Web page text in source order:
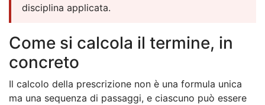
disciplina applicata.
Come si calcola il termine, in
concreto
Il calcolo della prescrizione non è una formula unica
ma una sequenza di passaggi, e ciascuno può essere